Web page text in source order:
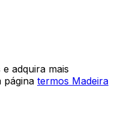
adquira mais
página termos Madeira